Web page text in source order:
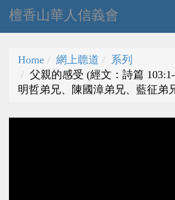
檀香山華人信義會
Home 網上聼道
系列
父親的感受 (經文：詩篇
明哲弟兄、陳國漳弟兄、藍征弟